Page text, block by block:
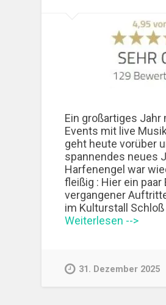
Ein großartiges Jahr
Events mit live
geht heute vorüber
spannendes neues
Harfenengel war
fleißig : Hier ein
vergangener
im Kulturstall
Weiterlesen -->
31. Dezember 2025